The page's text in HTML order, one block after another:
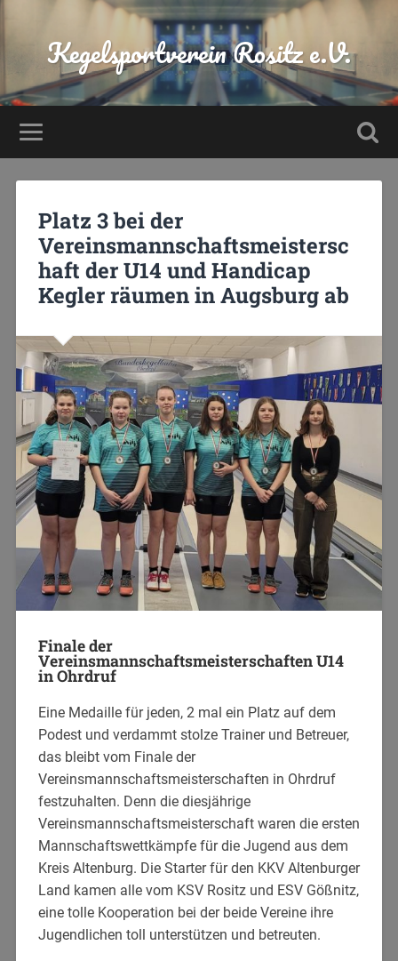
Kegelsportverein Rositz e.V.
Platz 3 bei der
Vereinsmannschaftsmeistersc
haft der U14 und Handicap
Kegler räumen in Augsburg ab
Finale der
Vereinsmannschaftsmeisterschaften U14
in Ohrdruf
Eine Medaille für jeden, 2 mal ein Platz auf dem
Podest und verdammt stolze Trainer und Betreuer,
das bleibt vom Finale der
Vereinsmannschaftsmeisterschaften in Ohrdruf
festzuhalten. Denn die diesjährige
Vereinsmannschaftsmeisterschaft waren die ersten
Mannschaftswettkämpfe für die Jugend aus dem
Kreis Altenburg. Die Starter für den KKV Altenburger
Land kamen alle vom KSV Rositz und ESV Gößnitz,
eine tolle Kooperation bei der beide Vereine ihre
Jugendlichen toll unterstützen und betreuten.